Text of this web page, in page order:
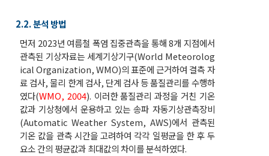
2.2. 분석 방법
먼저 2023년 여름철 폭염 집중관측을 통해 8개 지점에서
관측된 기상자료는 세계기상기구(World Meteorolog
ical Organization, WMO)의 표준에 근거하여 결측 자
료 검사, 물리 한계 검사, 단계 검사 등 품질관리를 수행하
였다(WMO, 2004). 이러한 품질관리 과정을 거친 기온
값과 기상청에서 운용하고 있는 송파 자동기상관측장비
(Automatic Weather System, AWS)에서 관측된
기온 값을 관측 시간을 고려하여 각각 일평균을 한 후 두
요소 간의 평균값과 최대값의 차이를 분석하였다.